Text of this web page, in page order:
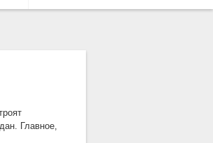
Главное,